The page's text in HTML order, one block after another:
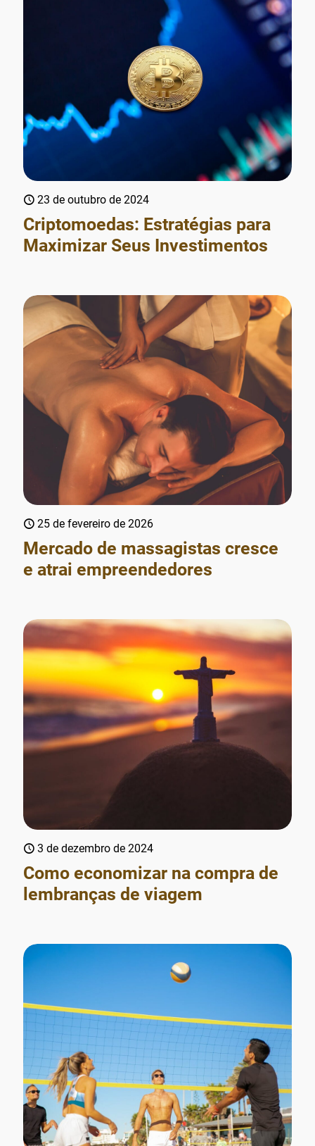
23 de outubro de 2024
Criptomoedas: Estratégias para
Maximizar Seus Investimentos
25 de fevereiro de 2026
Mercado de massagistas cresce
e atrai empreendedores
3 de dezembro de 2024
Como economizar na compra de
lembranças de viagem